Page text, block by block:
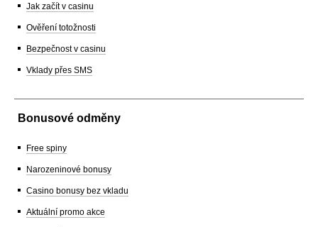
Jak začít v casinu
Ověření totožnosti
Bezpečnost v casinu
Vklady přes SMS
Bonusové odměny
Free spiny
Narozeninové bonusy
Casino bonusy bez vkladu
Aktuální promo akce